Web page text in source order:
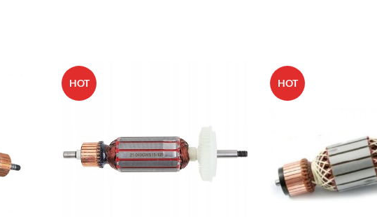
HOT HOT